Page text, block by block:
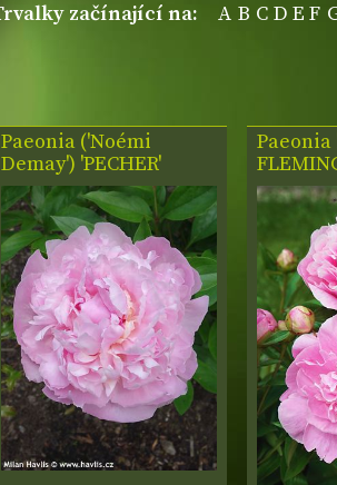
trvalky začínající na: A B C D E F
Paeonia ('Noémi
Demay') 'PECHER'
Paeonia